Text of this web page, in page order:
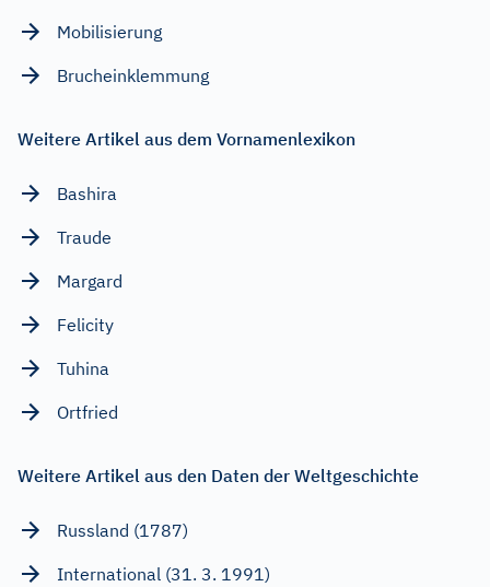
Mobilisierung
Brucheinklemmung
Weitere Artikel aus dem Vornamenlexikon
Bashira
Traude
Margard
Felicity
Tuhina
Ortfried
Weitere Artikel aus den Daten der Weltgeschichte
Russland (1787)
International (31. 3. 1991)